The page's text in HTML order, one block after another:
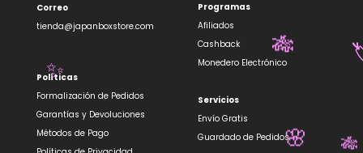
Correo
tienda@japanboxstore.com
Políticas
Formalización de Pedidos
Garantías y Devoluciones
Métodos de Pago
Programas
Afiliados
Cashback
Monedero Electrónico
Servicios
Envío Gratis
Guardado de Pedidos
✨
🎋